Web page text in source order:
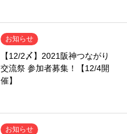
お知らせ
【12/2〆】2021阪神つながり
交流祭 参加者募集！【12/4開
催】
お知らせ